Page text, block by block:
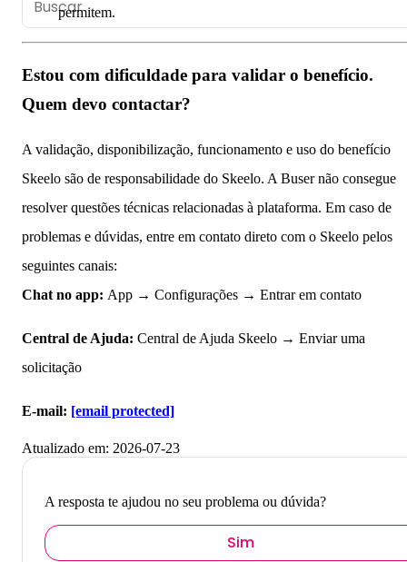
permitem.
Estou com dificuldade para validar o benefício.
Quem devo contactar?
A validação, disponibilização, funcionamento e uso do benefício
Skeelo são de responsabilidade do Skeelo. A Buser não consegue
resolver questões técnicas relacionadas à plataforma. Em caso de
problemas e dúvidas, entre em contato direto com o Skeelo pelos
seguintes canais:
Chat no app: App → Configurações → Entrar em contato
Central de Ajuda: Central de Ajuda Skeelo → Enviar uma
solicitação
E-mail: [email protected]
Atualizado em: 2026-07-23
A resposta te ajudou no seu problema ou dúvida?
Sim